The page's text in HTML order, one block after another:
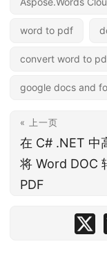
word to pdf
convert word to
google docs and
« 上一页
在 C# .NET 中
将 Word DOC
PDF